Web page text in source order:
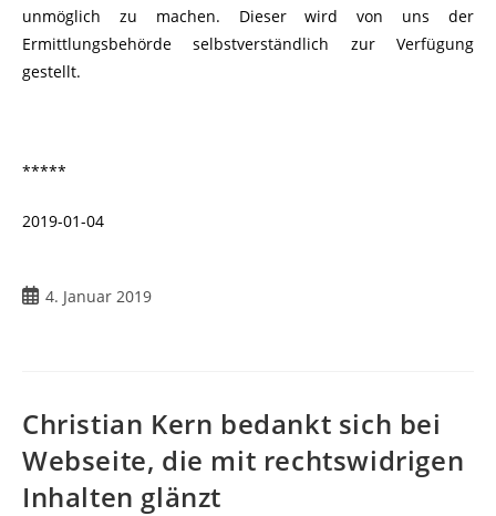
unmöglich zu machen. Dieser wird von uns der
Ermittlungsbehörde selbstverständlich zur Verfügung
gestellt.
*****
2019-01-04
Beitrag
4. Januar 2019
Christian Kern bedankt sich bei
Webseite, die mit rechtswidrigen
Inhalten glänzt